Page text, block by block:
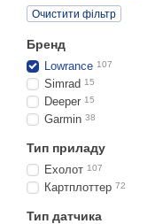
Очистити фільтр
Бренд
Lowrance 107
Simrad 15
Deeper 15
Garmin 38
Тип приладу
Ехолот 107
Картплоттер 72
Тип датчика